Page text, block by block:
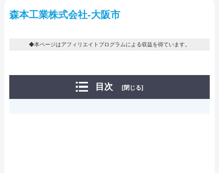
森本工業株式会社-大阪市
◆本ページはアフィリエイトプログラムによる収益を得ています。
目次 [閉じる]